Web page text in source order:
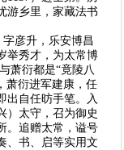
游乡里，家藏法书
彦升，乐安博昌
举秀才，为太常博
萧衍都是“竟陵八
萧衍进军建康，任
出自任昉手笔。入
）太守，召为御史
。追赠太常，谥号
、书、启等实用文